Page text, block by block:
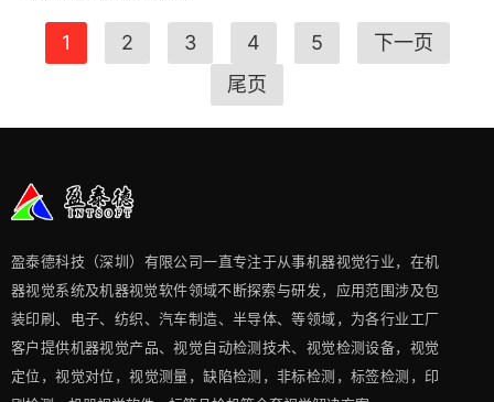
1 2 3 4 5
下一页
尾页
盈泰德科技（深圳）有限公司一直专注于从事机器视觉行业，在机
器视觉系统及机器视觉软件领域不断探索与研发​，应用范围涉及包
装印刷、电子、纺织、汽车制造、半导体、等领域，为各行业工厂
客户提供机器视觉产品、视觉自动检测技术、视觉检测设备，视觉
定位，视觉对位，视觉测量，缺陷检测，非标检测，标签检测，印